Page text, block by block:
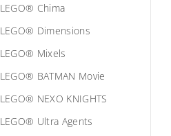
LEGO® Chima
LEGO® Dimensions
LEGO® Mixels
LEGO® BATMAN Movie
LEGO® NEXO KNIGHTS
LEGO® Ultra Agents